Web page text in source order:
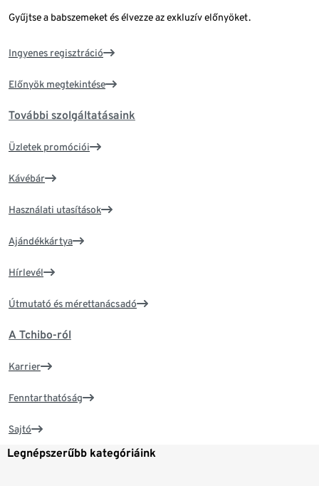
Gyűjtse a babszemeket és élvezze az exkluzív előnyöket.
Ingyenes regisztráció
Előnyök megtekintése
További szolgáltatásaink
Üzletek promóciói
Kávébár
Használati utasítások
Ajándékkártya
Hírlevél
Útmutató és mérettanácsadó
A Tchibo-ról
Karrier
Fenntarthatóság
Sajtó
Legnépszerűbb kategóriáink